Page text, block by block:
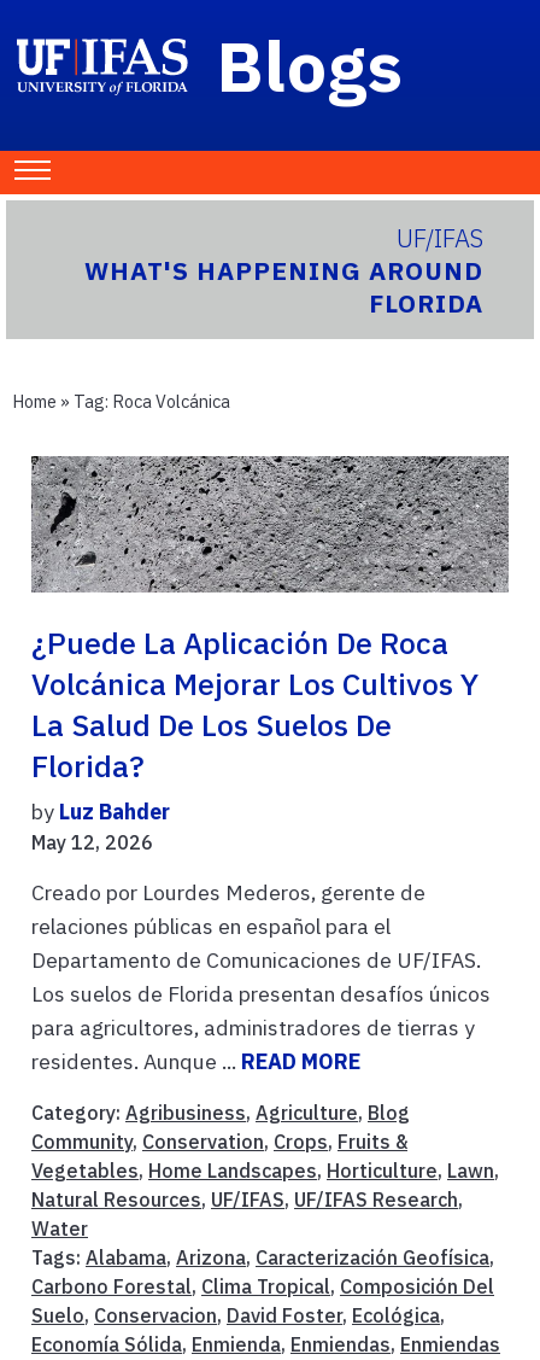
Blogs
UF/IFAS
WHAT'S HAPPENING AROUND
FLORIDA
Home » Tag: Roca Volcánica
¿Puede La Aplicación De Roca
Volcánica Mejorar Los Cultivos Y
La Salud De Los Suelos De
Florida?
by Luz Bahder
May 12, 2026
Creado por Lourdes Mederos, gerente de
relaciones públicas en español para el
Departamento de Comunicaciones de UF/IFAS.
Los suelos de Florida presentan desafíos únicos
para agricultores, administradores de tierras y
residentes. Aunque ... READ MORE
Category: Agribusiness, Agriculture, Blog
Community, Conservation, Crops, Fruits &
Vegetables, Home Landscapes, Horticulture, Lawn,
Natural Resources, UF/IFAS, UF/IFAS Research,
Water
Tags: Alabama, Arizona, Caracterización Geofísica,
Carbono Forestal, Clima Tropical, Composición Del
Suelo, Conservacion, David Foster, Ecológica,
Economía Sólida, Enmienda, Enmiendas, Enmiendas